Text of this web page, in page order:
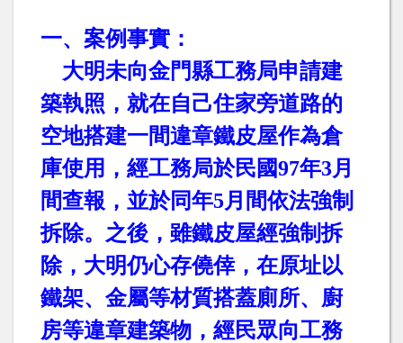
一、案例事實：
大明未向金門縣工務局申請建
築執照，就在自己住家旁道路的
空地搭建一間違章鐵皮屋作為倉
庫使用，經工務局於民國97年3月
間查報，並於同年5月間依法強制
拆除。之後，雖鐵皮屋經強制拆
除，大明仍心存僥倖，在原址以
鐵架、金屬等材質搭蓋廁所、廚
房等違章建築物，經民眾向工務